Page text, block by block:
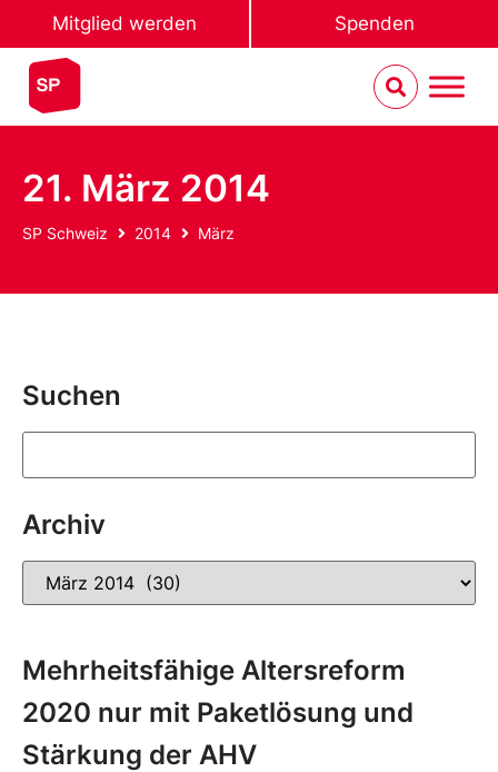
Mitglied werden Spenden
21. März 2014
SP Schweiz 2014 März
Suchen
Archiv
Mehrheitsfähige Altersreform
2020 nur mit Paketlösung und
Stärkung der AHV